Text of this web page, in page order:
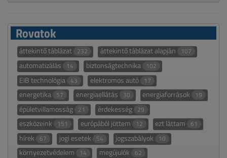
Rovatok
áttekintő táblázat 232 áttekintő táblázat alapján 107
automatizálás 14 biztonságtechnika 102
EIB technológia 43 elektromos autó 17
energetika 57 energiaellátás 30 energiaforrások 19
épületvillamosság 21 érdekesség 29
eszközeink 151 európából jöttem 12 ezt láttam 61
hírek 67 jogi esetek 54 jogszabályok 10
környezetvédelem 14 megújulók 62